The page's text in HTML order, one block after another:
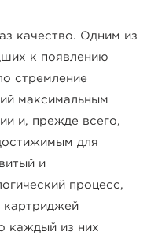
качество. Одним из
к появлению
стремление
максимальным
и, прежде всего,
для
и
процесс,
картриджей
каждый из них